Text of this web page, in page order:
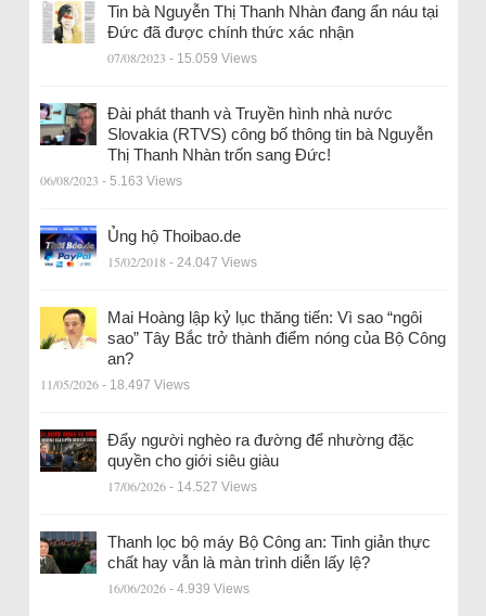
Tin bà Nguyễn Thị Thanh Nhàn đang ẩn náu tại
Đức đã được chính thức xác nhận
07/08/2023 - 15.059 Views
Đài phát thanh và Truyền hình nhà nước
Slovakia (RTVS) công bố thông tin bà Nguyễn
Thị Thanh Nhàn trốn sang Đức!
06/08/2023 - 5.163 Views
Ủng hộ Thoibao.de
15/02/2018 - 24.047 Views
Mai Hoàng lập kỷ lục thăng tiến: Vì sao “ngôi
sao” Tây Bắc trở thành điểm nóng của Bộ Công
an?
11/05/2026 - 18.497 Views
Đẩy người nghèo ra đường để nhường đặc
quyền cho giới siêu giàu
17/06/2026 - 14.527 Views
Thanh lọc bộ máy Bộ Công an: Tinh giản thực
chất hay vẫn là màn trình diễn lấy lệ?
16/06/2026 - 4.939 Views